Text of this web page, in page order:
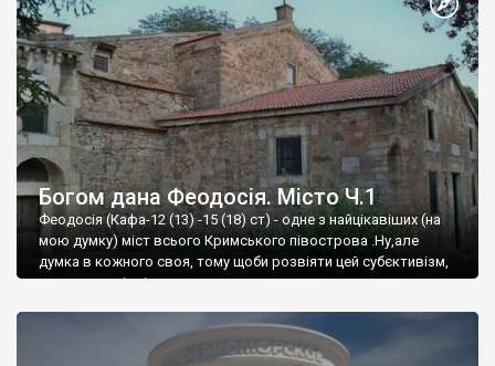
Богом дана Феодосія. Місто Ч.1
Феодосія (Кафа-12 (13) -15 (18) ст) - одне з найцікавіших (на
мою думку) міст всього Кримського півострова .Ну,але
думка в кожного своя, тому щоби розвіяти цей субєктивізм,
запрошую відвідати це